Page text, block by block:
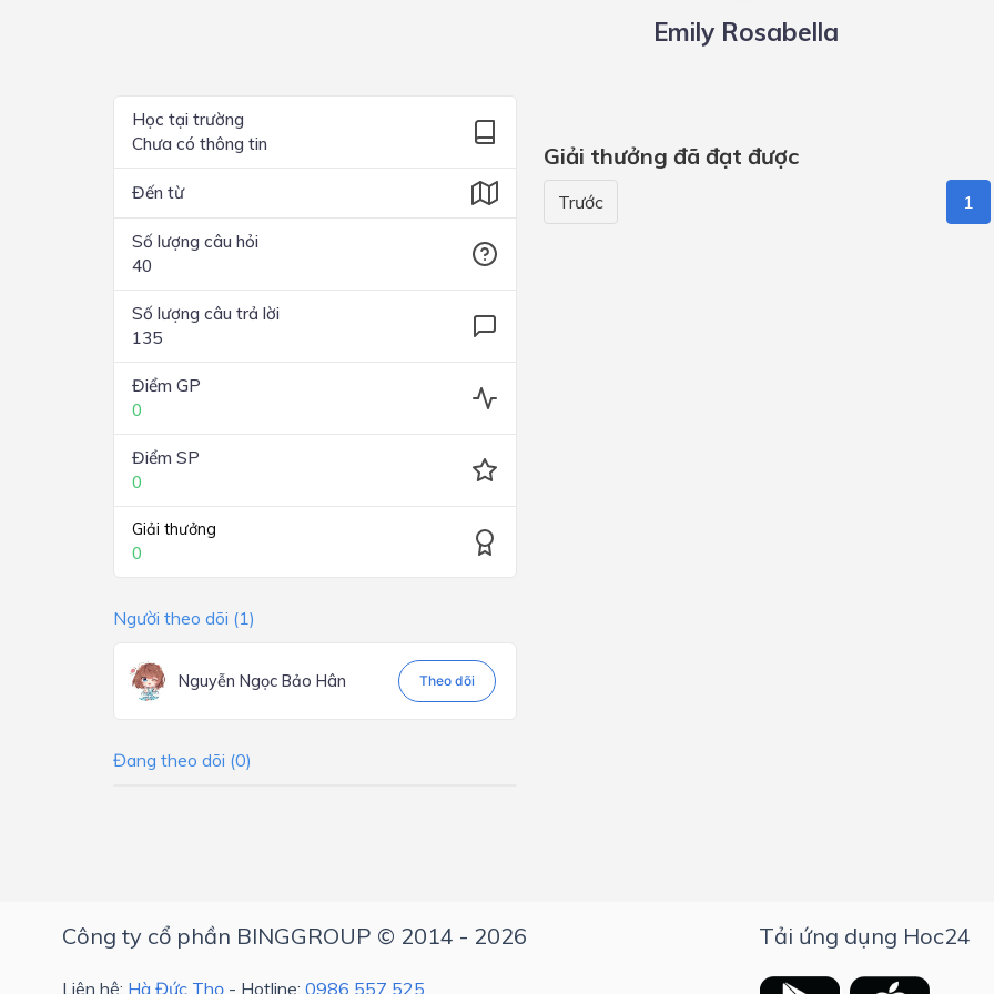
Lớp 2
Emily Rosabella
Học tại trường
Chưa có thông tin
Đến từ
Số lượng câu hỏi
40
Số lượng câu trả lời
135
Điểm GP
0
Điểm SP
0
Giải thưởng
0
Người theo dõi (1)
Nguyễn Ngọc Bảo Hân Theo dõi
Đang theo dõi (0)
Giải thưởng đã đạt được
Trước 1
Công ty cổ phần BINGGROUP © 2014 - 2026
Liên hệ: Hà Đức Thọ - Hotline: 0986 557 525
Tải ứng dụng Hoc24